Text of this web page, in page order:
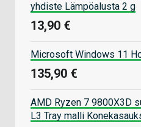
yhdiste Lämpöalusta 2 g
13,90 €
Microsoft Windows 11
135,90 €
AMD Ryzen 7 9800X3D
L3 Tray malli